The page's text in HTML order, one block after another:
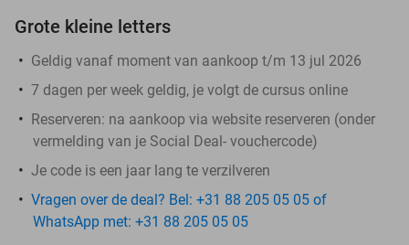
Grote kleine letters
Geldig vanaf moment van aankoop t/m 13 jul 2026
7 dagen per week geldig, je volgt de cursus online
Reserveren: na aankoop via website reserveren (onder
vermelding van je Social Deal- vouchercode)
Je code is een jaar lang te verzilveren
Vragen over de deal? Bel: +31 88 205 05 05 of
WhatsApp met: +31 88 205 05 05